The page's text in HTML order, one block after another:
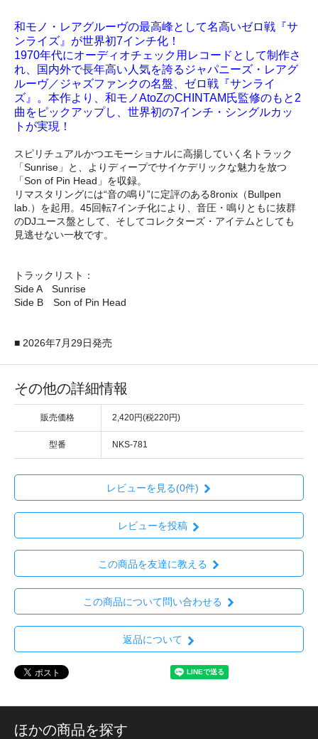
和モノ・レアグルーヴの最高峰として名高いゼロ戦『サ
ンライズ』が世界初7インチ化！
1970年代にオーディオチェック用レコードとして制作さ
れ、国内外で長年高い人気を誇るジャパニーズ・レアグ
ルーヴ／ジャズファンクの名盤、ゼロ戦『サンライ
ズ』。本作より、和モノAtoZのCHINTAM氏監修のもと2
曲をピックアップし、世界初の7インチ・シングルカッ
トが実現！
スピリチュアルかつエモーショナルに高揚していく名トラック
「Sunrise」と、よりディープでサイケデリックな魅力を放つ
「Son of Pin Head」を収録。
リマスタリングには“音の鳴り”に定評のある8ronix（Bullpen
lab.）を起用。45回転7インチ化により、音圧・鳴りともに抜群
のDJユース盤として、そしてコレクターズ・アイテムとしても
見逃せない一枚です。
トラックリスト：
Side A Sunrise
Side B Son of Pin Head
■ 2026年7月29日発売
その他の詳細情報
販売価格 2,420円(税220円)
型番 NKS-781
レビューを見る(0件)
レビューを投稿
この商品を友達に教える
この商品について問い合わせる
返品について
ほかの商品を探す